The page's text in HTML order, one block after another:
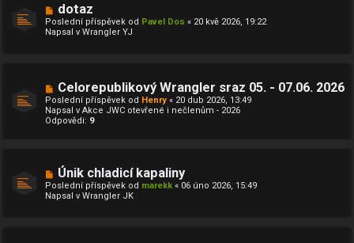
p
ě
v
N
o
v
ý
p
ě
v
e
dotaz
Poslední příspěvek od Pavel Dos « 20 kvě 2026, 19:22
Napsal v Wrangler YJ
N
o
v
ý
p
p
ě
v
e
Celorepublikový Wrangler sraz 05. - 07.06. 2026
Poslední příspěvek od Henry « 20 dub 2026, 13:49
Napsal v Akce JWC otevřené i nečlenům - 2026
Odpovědi: 9
N
o
v
ý
Únik chladicí kapaliny
Poslední příspěvek od marekk « 06 úno 2026, 15:49
Napsal v Wrangler JK